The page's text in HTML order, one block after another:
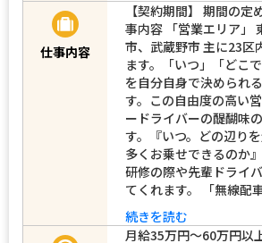
仕事内容
【契約期間】 期間の定
事内容 「営業エリア」
市、武蔵野市 主に23区
ます。「いつ」「どこ
を自分自身で決められ
す。この自由度の高い
ードライバーの醍醐味
す。『いつ。どの辺り
多くお乗せできるのか
研修の際や先輩ドライ
てくれます。 「無線配
続きを読む
月給35万円～60万円以